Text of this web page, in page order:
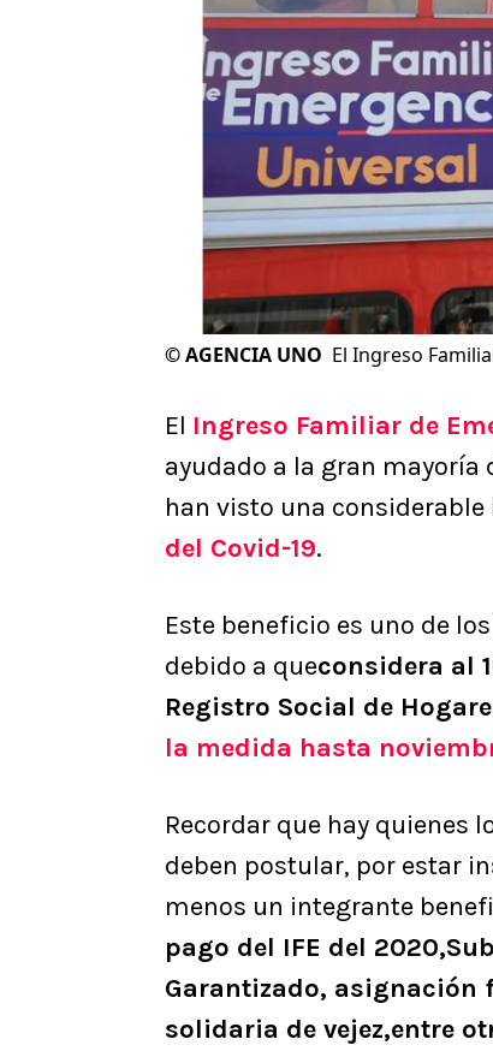
Música
Freestyle
Red Bull Batalla
Celebrities
Apuestas
©AGENCIA UNO El Ingreso
El Ingreso Familiar de
ayudado a la gran
han visto una
del Covid-19.
Este beneficio es uno de
debido a queconsidera al
Registro Social de
la medida hasta
Recordar que hay quienes
deben postular, por estar
menos un integrante
pago del IFE del
Garantizado, asignación
solidaria de vejez,entre